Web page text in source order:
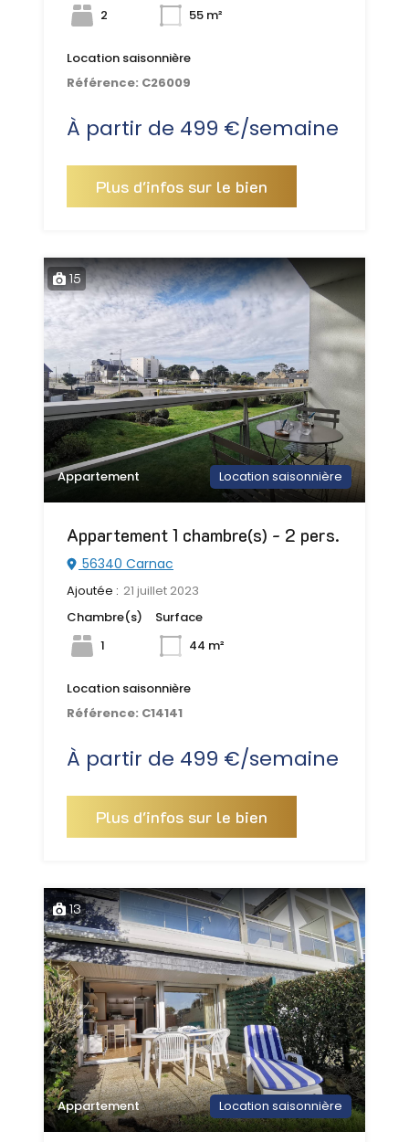
2
55 m²
Location saisonnière
Référence: C26009
À partir de 499 €/semaine
Plus d'infos sur le bien
15
Appartement Location saisonnière
Appartement 1 chambre(s) - 2 pers.
56340 Carnac
Ajoutée : 21 juillet 2023
Chambre(s)
1
Surface
44 m²
Location saisonnière
Référence: C14141
À partir de 499 €/semaine
Plus d'infos sur le bien
13
Appartement Location saisonnière